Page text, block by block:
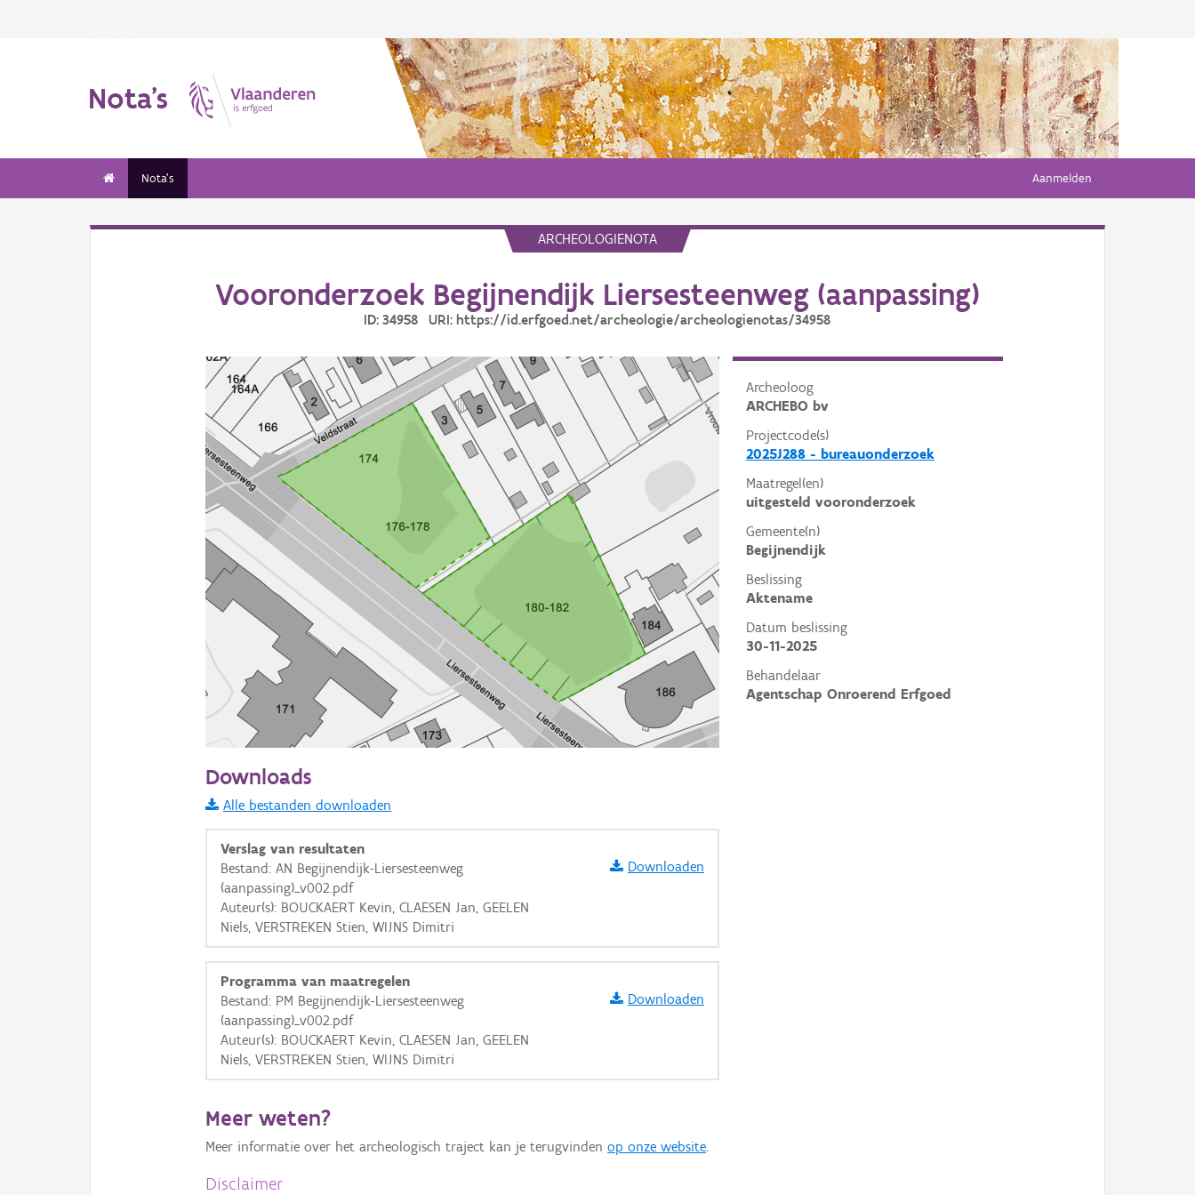
Nota's
Nota's Aanmelden
ARCHEOLOGIENOTA
Vooronderzoek Begijnendijk Liersesteenweg (aanpassing)
ID: 34958 URI: https://id.erfgoed.net/archeologie/archeologienotas/34958
Archeoloog
ARCHEBO bv
Projectcode(s)
2025J288 - bureauonderzoek
Maatregel(en)
uitgesteld vooronderzoek
Gemeente(n)
Begijnendijk
Beslissing
Aktename
Datum beslissing
30-11-2025
Behandelaar
Agentschap Onroerend Erfgoed
Informatie Vlaanderen
i
+ −
Basis Lagen
OSM-Basiskaart
GRB-Basiskaart
GRB-Basiskaart in grijswaarden
Downloads
Alle bestanden downloaden
Verslag van resultaten
Bestand: AN Begijnendijk-Liersesteenweg
(aanpassing)_v002.pdf
Auteur(s): BOUCKAERT Kevin, CLAESEN Jan, GEELEN
Niels, VERSTREKEN Stien, WIJNS Dimitri
Downloaden
Programma van maatregelen
Bestand: PM Begijnendijk-Liersesteenweg
(aanpassing)_v002.pdf
Auteur(s): BOUCKAERT Kevin, CLAESEN Jan, GEELEN
Niels, VERSTREKEN Stien, WIJNS Dimitri
Downloaden
Meer weten?
Meer informatie over het archeologisch traject kan je terugvindenop onze website.
Disclaimer